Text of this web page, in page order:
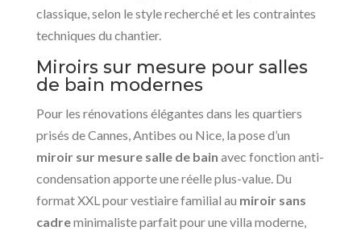
classique, selon le style recherché et les contraintes
techniques du chantier.
Miroirs sur mesure pour salles
de bain modernes
Pour les rénovations élégantes dans les quartiers
prisés de Cannes, Antibes ou Nice, la pose d’un
miroir sur mesure salle de bain avec fonction anti-
condensation apporte une réelle plus-value. Du
format XXL pour vestiaire familial au miroir sans
cadreminimaliste parfait pour une villa moderne,